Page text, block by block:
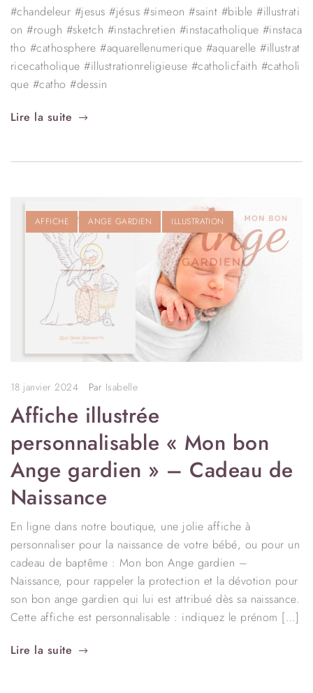
#chandeleur #jesus #jésus #simeon #saint #bible #illustrati
on #rough #sketch #instachretien #instacatholique #instaca
tho #cathosphere #aquarellenumerique #aquarelle #illustrat
ricecatholique #illustrationreligieuse #catholicfaith #catholi
que #catho #dessin
Lire la suite
AFFICHE ANGE GARDIEN ILLUSTRATION
18 janvier 2024 Par Isabelle
Affiche illustrée
personnalisable « Mon bon
Ange gardien » – Cadeau de
Naissance
En ligne dans notre boutique, une jolie affiche à
personnaliser pour la naissance de votre bébé, ou pour un
cadeau de baptême : Mon bon Ange gardien –
Naissance, pour rappeler la protection et la dévotion pour
son bon ange gardien qui lui est attribué dès sa naissance.
Cette affiche est personnalisable : indiquez le prénom […]
Lire la suite